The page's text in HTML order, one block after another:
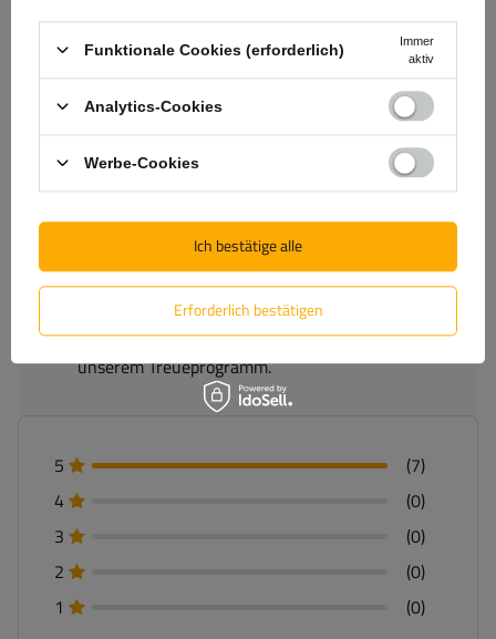
Bewertungen
Anzahl der abgegebenen Bewertungen: 7
Bewertung abschicken
Für Ihre Bewertung erhalten Sie100 Pkt.in
unserem Treueprogramm.
Nur durch Kauf bestätigte Bewertungen anzeigen
5
(7)
4
(0)
3
(0)
2
(0)
1
(0)
Funktionale Cookies (erforderlich)
Immer
aktiv
Analytics-Cookies
Werbe-Cookies
Erforderlich bestätigen
Ich bestätige alle